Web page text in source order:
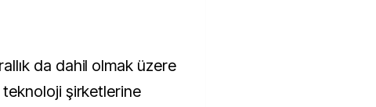
da dahil olmak üzere
teknoloji şirketlerine